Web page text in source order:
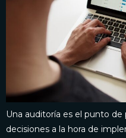
Una auditoría es el punto
decisiones a la hora de